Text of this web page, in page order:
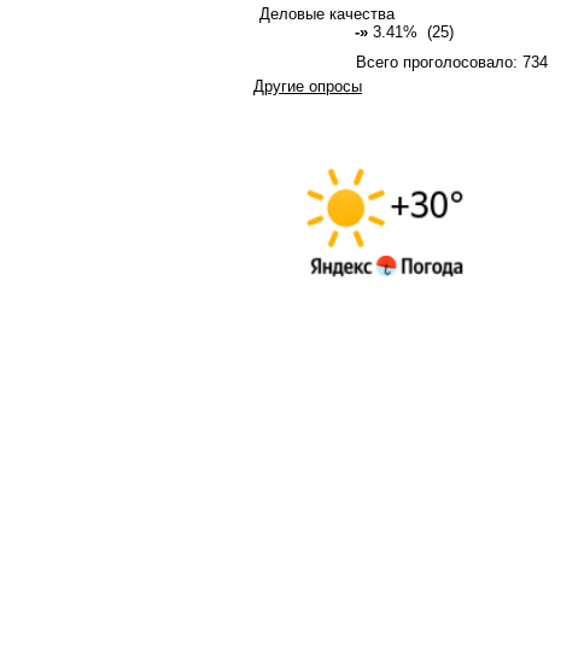
Деловые качества
-» 3.41% (25)
Всего проголосовало: 734
Другие опросы